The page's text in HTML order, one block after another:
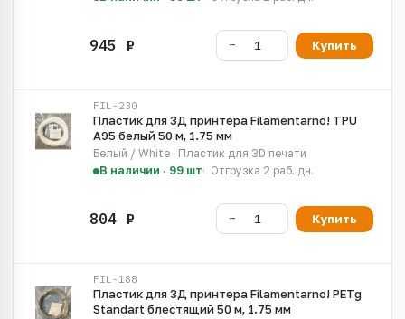
Купить
FIL-230
Пластик для 3Д принтера Filamentarno! TPU
A95 белый 50 м, 1.75 мм
Белый / White · Пластик для 3D печати
В наличии · 99 шт
Отгрузка 2 раб. дн.
Купить
FIL-188
Пластик для 3Д принтера Filamentarno! PETg
Standart блестящий 50 м, 1.75 мм